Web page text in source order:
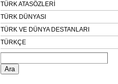
TÜRK ATASÖZLERİ
TÜRK DÜNYASI
TÜRK VE DÜNYA DESTANLARI
TÜRKÇE
Arama: